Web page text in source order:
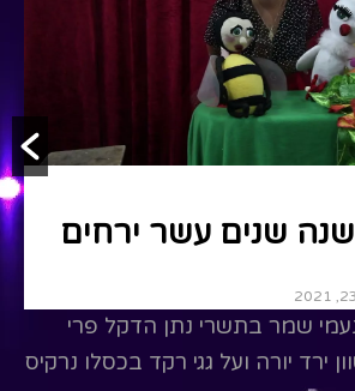
שנים עשר ירחים
שמר בתשרי נתן הדקל פרי
ירד יורה ועל גגי רקד בכסלו נרקיס